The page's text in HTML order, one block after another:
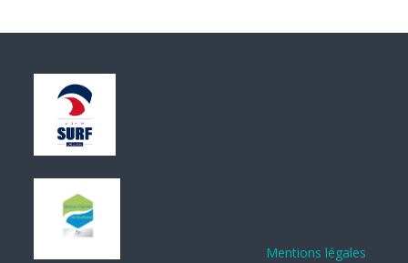
Mentions légales